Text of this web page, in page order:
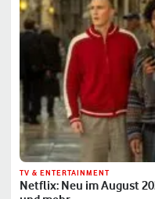
TV & ENTERTAINMENT
Netflix: Neu im August